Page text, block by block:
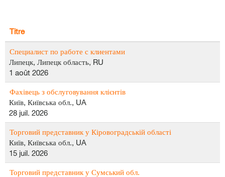
Titre
Специалист по работе с клиентами
Липецк, Липецк область, RU
1 août 2026
Фахівець з обслуговування клієнтів
Київ, Київська обл., UA
28 juil. 2026
Торговий представник у Кіровоградській області
Київ, Київська обл., UA
15 juil. 2026
Торговий представник у Сумський обл.